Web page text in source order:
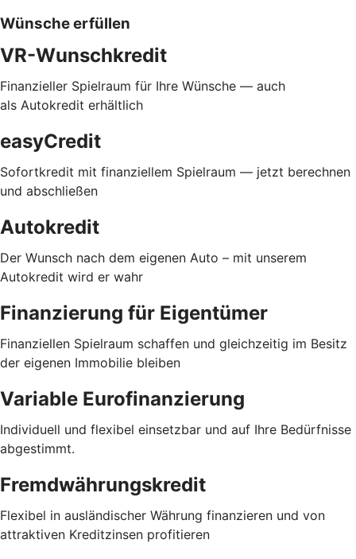
Wünsche erfüllen
VR-Wunschkredit
Finanzieller Spielraum für Ihre Wünsche — auch
als Autokredit erhältlich
easyCredit
Sofortkredit mit finanziellem Spielraum — jetzt berechnen
und abschließen
Autokredit
Der Wunsch nach dem eigenen Auto – mit unserem
Autokredit wird er wahr
Finanzierung für Eigentümer
Finanziellen Spielraum schaffen und gleichzeitig im Besitz
der eigenen Immobilie bleiben
Variable Eurofinanzierung
Individuell und flexibel einsetzbar und auf Ihre Bedürfnisse
abgestimmt.
Fremdwährungskredit
Flexibel in ausländischer Währung finanzieren und von
attraktiven Kreditzinsen profitieren